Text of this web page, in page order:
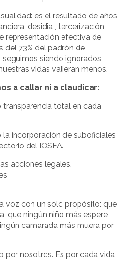
es el resultado de años
desidia , tercerización
representación efectiva de
del 73% del padrón de
seguimos siendo ignorados,
vidas valieran menos.
a callar ni a claudicar:
transparencia total en cada
la incorporación de suboficiales
del IOSFA.
acciones legales,
voz con un solo propósito: que
que ningún niño más espere
camarada más muera por
por nosotros. Es por cada vida